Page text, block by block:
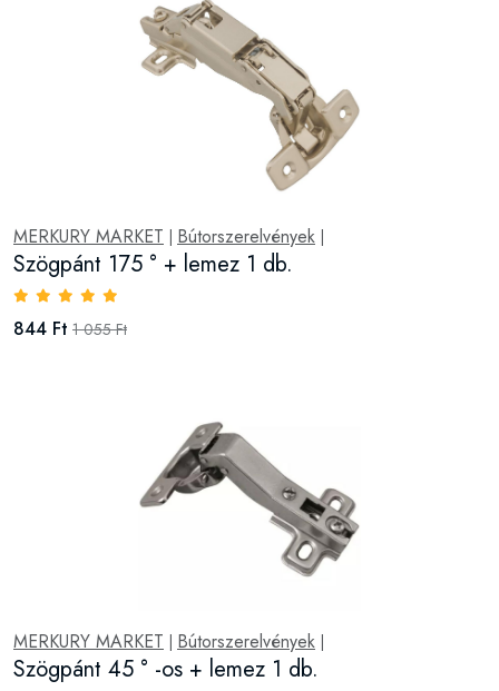
MERKURY MARKET Bútorszerelvények
Szögpánt 175 ° + lemez 1 db.
844 Ft 1 055 Ft
MERKURY MARKET Bútorszerelvények
Szögpánt 45 ° -os + lemez 1 db.